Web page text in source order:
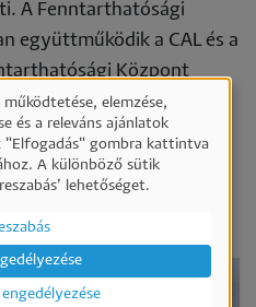
A Fenntarthatósági
együttműködik a CAL és a
Központ
bővülnek, mivel az ERS
területeken,
koordinálása időt vesz
felek
elemzése,
és a releváns ajánlatok
"Elfogadás" gombra kattintva
A különböző sütik
lehetőséget.